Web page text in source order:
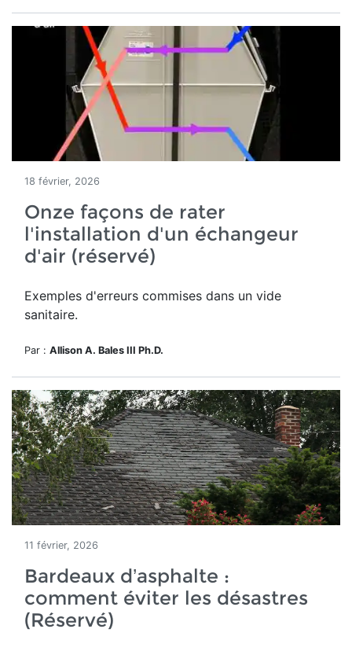
18 février, 2026
Onze façons de rater
l'installation d'un échangeur
d'air (réservé)
Exemples d'erreurs commises dans un vide
sanitaire.
Par : Allison A. Bales III Ph.D.
11 février, 2026
Bardeaux d’asphalte :
comment éviter les désastres
(Réservé)